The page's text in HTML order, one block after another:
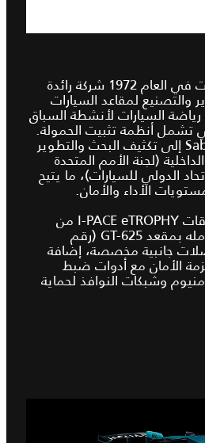
ُعدّ Sabelt التي تأسست في العام 1972 شركة رائدة
والتصنيع لمقاعد السيارات
رياضة السيارات لأنشطة السباق
تشمل أنظمة تثبيت الحمولة.
تعود جودة منتجات Sabelt إلى تكثيف البحث والتطوير
(لجنة الأمم المتحدة
الدولي للسيارات)، ما يتيح
الأداء والأمان.
تزود Sabelt شبكة سباقات I‑PACE eTROPHY من
جاكوار أثناء الموسم بكامله بمقعد GT-625 (رقم
مع وصلات جانبية مخصصة، إضافة
الأمان مع أدوات ضبط
وشبكات النوافذ لحماية